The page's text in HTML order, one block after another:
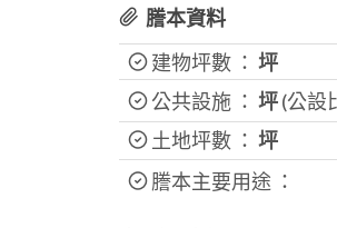
謄本資料
建物坪數 ： 坪
公共設施 ： 坪(公設
土地坪數 ： 坪
謄本主要用途 ：